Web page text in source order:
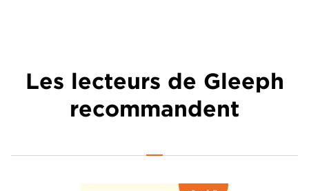
Les lecteurs de Gleeph
recommandent